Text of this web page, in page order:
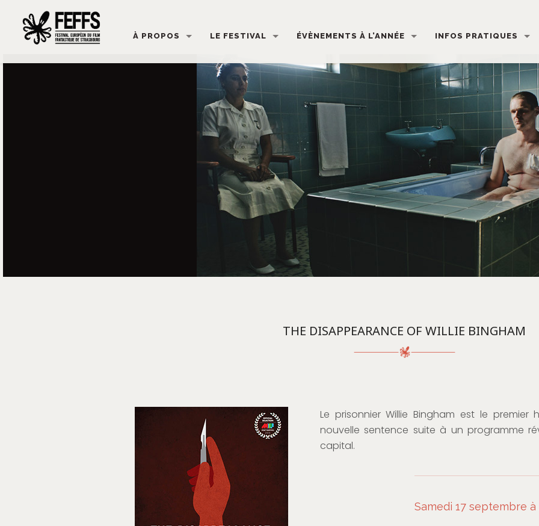
À PROPOS LE FESTIVAL ÉVÈNEMENTS À L’ANNÉE INFOS PRATIQUES
THE DISAPPEARANCE OF WILLIE BINGHAM
Le prisonnier Willie Bingham est le
nouvelle sentence suite à un programme
capital.
Samedi 17 septembre à